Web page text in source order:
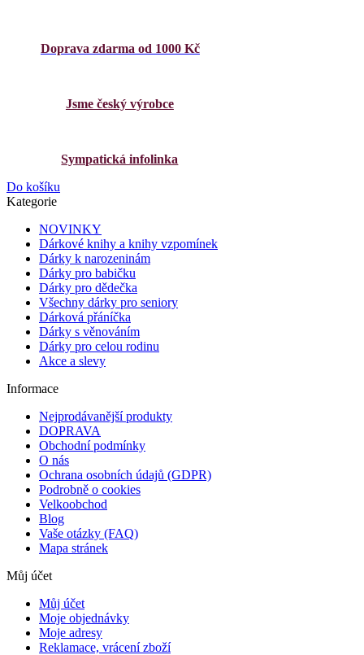
Doprava zdarma od 1000 Kč
Jsme český výrobce
Sympatická infolinka
Do košíku
Kategorie
NOVINKY
Dárkové knihy a knihy vzpomínek
Dárky k narozeninám
Dárky pro babičku
Dárky pro dědečka
Všechny dárky pro seniory
Dárková přáníčka
Dárky s věnováním
Dárky pro celou rodinu
Akce a slevy
Informace
Nejprodávanější produkty
DOPRAVA
Obchodní podmínky
O nás
Ochrana osobních údajů (GDPR)
Podrobně o cookies
Velkoobchod
Blog
Vaše otázky (FAQ)
Mapa stránek
Můj účet
Můj účet
Moje objednávky
Moje adresy
Reklamace, vrácení zboží